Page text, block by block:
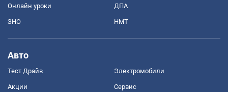
Онлайн уроки ДПА
ЗНО НМТ
Авто
Тест Драйв Электромобили
Акции Сервис